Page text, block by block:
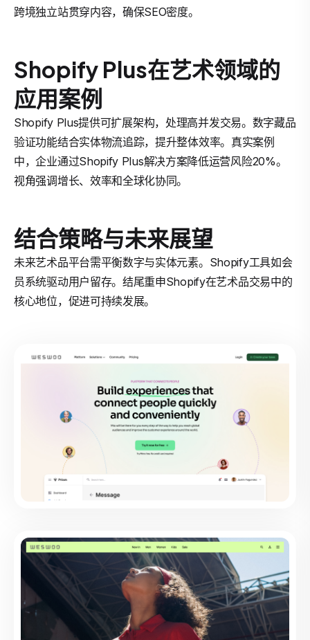
跨境独立站贯穿内容，确保SEO密度。
Shopify Plus在艺术领域的
应用案例
Shopify Plus提供可扩展架构，处理高并发交易。数字藏品
验证功能结合实体物流追踪，提升整体效率。真实案例
中，企业通过Shopify Plus解决方案降低运营风险20%。
视角强调增长、效率和全球化协同。
结合策略与未来展望
未来艺术品平台需平衡数字与实体元素。Shopify工具如会
员系统驱动用户留存。结尾重申Shopify在艺术品交易中的
核心地位，促进可持续发展。